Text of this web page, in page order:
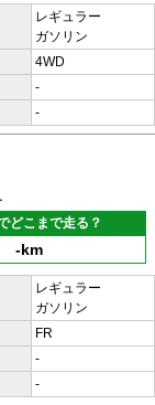
レギュラー
ガソリン
4WD
-
-
どこまで走る？
-km
レギュラー
ガソリン
FR
-
-